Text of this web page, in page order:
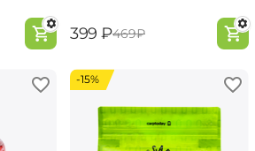
‍399‍ ₽‍469‍₽
-15%